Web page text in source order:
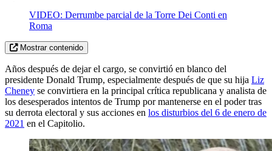
VIDEO: Derrumbe parcial de la Torre Dei Conti en
Roma
Mostrar contenido
Años después de dejar el cargo, se convirtió en blanco del
presidente Donald Trump, especialmente después de que su hija Liz
Cheney se convirtiera en la principal crítica republicana y analista de
los desesperados intentos de Trump por mantenerse en el poder tras
su derrota electoral y sus acciones en los disturbios del 6 de enero de
2021 en el Capitolio.